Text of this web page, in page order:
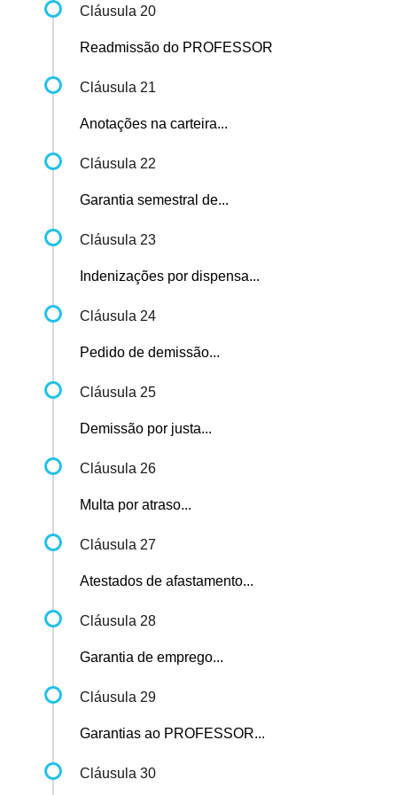
Cláusula 20
Readmissão do PROFESSOR
Cláusula 21
Anotações na carteira...
Cláusula 22
Garantia semestral de...
Cláusula 23
Indenizações por dispensa...
Cláusula 24
Pedido de demissão...
Cláusula 25
Demissão por justa...
Cláusula 26
Multa por atraso...
Cláusula 27
Atestados de afastamento...
Cláusula 28
Garantia de emprego...
Cláusula 29
Garantias ao PROFESSOR...
Cláusula 30